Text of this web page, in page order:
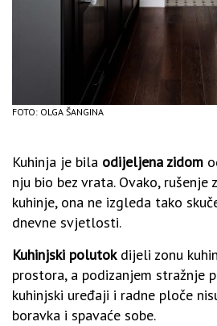
FOTO: OLGA ŠANGINA
Kuhinja je bila odijeljena zidom
nju bio bez vrata. Ovako, rušenje
kuhinje, ona ne izgleda tako
dnevne svjetlosti.
Kuhinjski polutokdijeli zonu
prostora, a podizanjem stražnje
kuhinjski uređaji i radne ploče
boravka i spavaće sobe.